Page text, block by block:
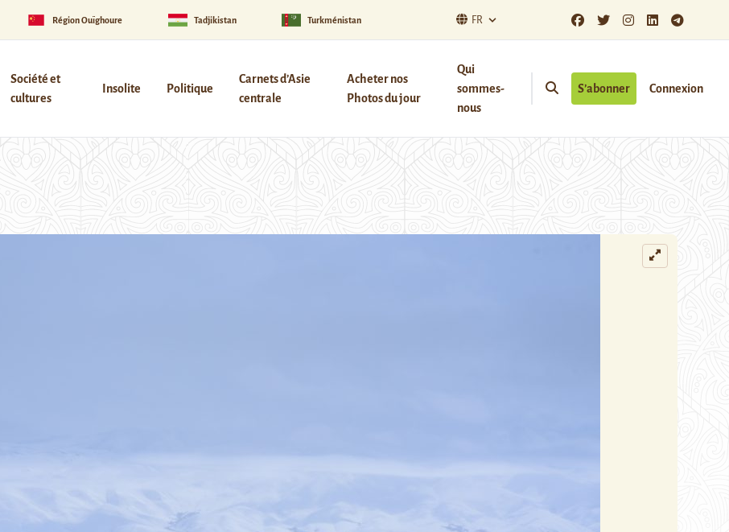
Région Ouïghoure Tadjikistan Turkménistan FR
Société et
cultures
Insolite Politique
Carnets d’Asie
centrale
Acheter nos
Photos du jour
Qui
sommes-
nous
S’abonner Connexion